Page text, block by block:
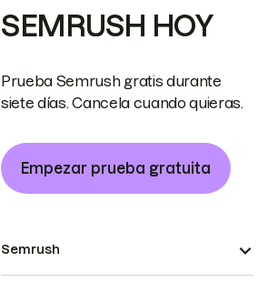
SEMRUSH HOY
Prueba Semrush gratis durante
siete días. Cancela cuando quieras.
Empezar prueba gratuita
Semrush